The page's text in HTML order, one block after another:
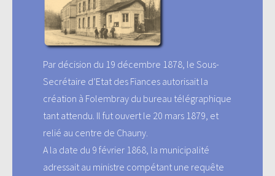
Par décision du 19 décembre 1878, le Sous-
Secrétaire d’Etat des Fiances autorisait la
création à Folembray du bureau télégraphique
tant attendu. Il fut ouvert le 20 mars 1879, et
relié au centre de Chauny.
A la date du 9 février 1868, la municipalité
adressait au ministre compétant une requête